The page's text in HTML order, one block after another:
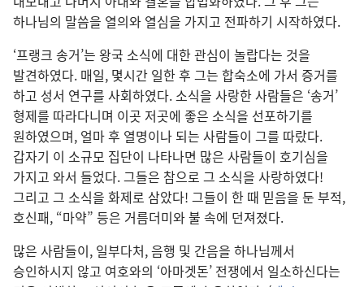
하나님의 말씀을 열의와 열심을 가지고 전파하기 시작하였다.
‘프랭크 송거’는 왕국 소식에 대한 관심이 놀랍다는 것을
발견하였다. 매일, 몇시간 일한 후 그는 합숙소에 가서 증거를
하고 성서 연구를 사회하였다. 소식을 사랑한 사람들은 ‘송거’
형제를 따라다니며 이곳 저곳에 좋은 소식을 선포하기를
원하였으며, 얼마 후 열명이나 되는 사람들이 그를 따랐다.
갑자기 이 소규모 집단이 나타나면 많은 사람들이 호기심을
가지고 와서 들었다. 그들은 참으로 그 소식을 사랑하였다!
그리고 그 소식을 화제로 삼았다! 그들이 한 때 믿음을 둔 부적,
호신패, “마약” 등은 거름더미와 불 속에 던져졌다.
많은 사람들이, 일부다처, 음행 및 간음을 하나님께서
승인하시지 않고 여호와의 ‘아마겟돈’ 전쟁에서 일소하신다는